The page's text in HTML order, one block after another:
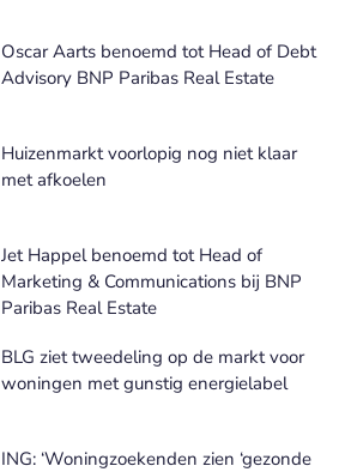
Oscar Aarts benoemd tot Head of Debt
Advisory BNP Paribas Real Estate
Huizenmarkt voorlopig nog niet klaar
met afkoelen
Jet Happel benoemd tot Head of
Marketing & Communications bij BNP
Paribas Real Estate
BLG ziet tweedeling op de markt voor
woningen met gunstig energielabel
ING: ‘Woningzoekenden zien ‘gezonde